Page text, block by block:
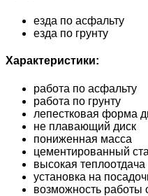
езда по асфальту
езда по грунту
Характеристики:
работа по асфальту
работа по грунту
лепестковая форма
не плавающий диск
пониженная масса
цементированный
высокая
установка на
возможность работы